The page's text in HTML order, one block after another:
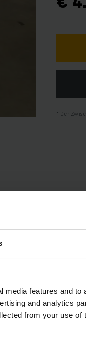
features and to
and analytics
from your use
Der
der